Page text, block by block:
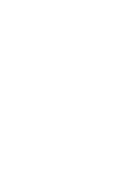
ッツァ）